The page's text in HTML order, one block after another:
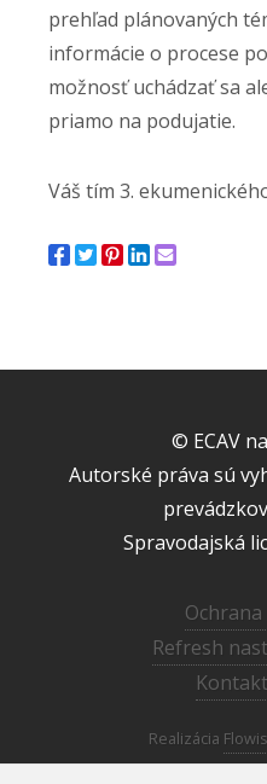
prehľad plánovaných
informácie o procese
možnosť uchádzať sa
priamo na podujatie.
Váš tím 3.
© ECAV
Autorské práva sú
Spravodajská
Refresh
Realizácia